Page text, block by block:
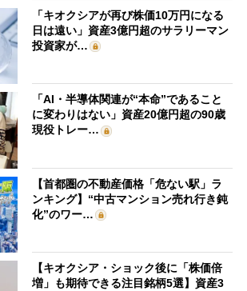
「キオクシアが再び株価10万円になる
日は遠い」資産3億円超のサラリーマン
投資家が…
「AI・半導体関連が“本命”であること
に変わりはない」資産20億円超の90歳
現役トレー…
【首都圏の不動産価格「危ない駅」ラ
ンキング】“中古マンション売れ行き鈍
化”のワー…
【キオクシア・ショック後に「株価倍
増」も期待できる注目銘柄5選】資産3